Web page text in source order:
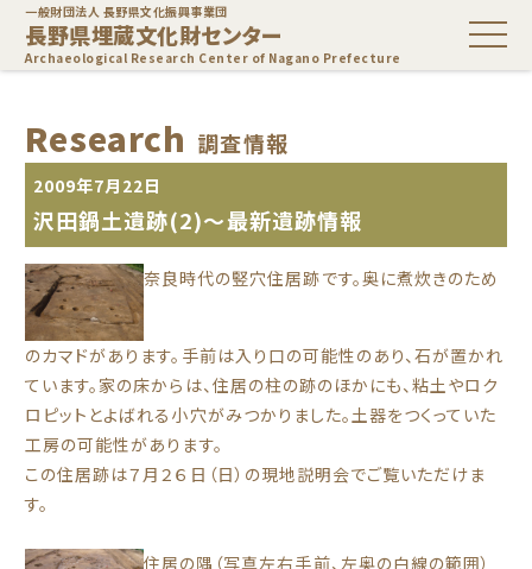
一般財団法人 長野県文化振興事業団
長野県埋蔵文化財センター
Archaeological Research Center of Nagano Prefecture
Research 調査情報
2009年7月22日
沢田鍋土遺跡(2)～最新遺跡情報
奈良時代の竪穴住居跡です。奥に煮炊きのため
のカマドがあります。手前は入り口の可能性のあり、石が置かれ
ています。家の床からは、住居の柱の跡のほかにも、粘土やロク
ロピットとよばれる小穴がみつかりました。土器をつくっていた
工房の可能性があります。
この住居跡は７月２６日（日）の現地説明会でご覧いただけま
す。
住居の隅（写真左右手前、左奥の白線の範囲）